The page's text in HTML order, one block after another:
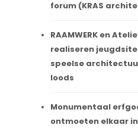
forum (KRAS
RAAMWERK en
realiseren jeugdsite
speelse
loods
Monumentaal
ontmoeten elkaar in